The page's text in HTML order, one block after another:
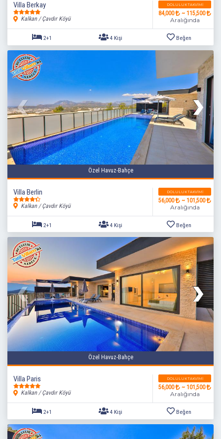
2+1 4 Kişi Beğen
Villa Berkay
Kalkan / Çavdır Köyü
DOLULUK TAKVIMI
84,000 ~ 115,500
Aralığında
4 Kişi Beğen
Özel Havuz-Bahçe
Villa Berlin
Kalkan / Çavdır Köyü
DOLULUK TAKVIMI
56,000 ~ 101,500
Aralığında
Özel Havuz-Bahçe
Villa Paris
Kalkan / Çavdır Köyü
DOLULUK TAKVIMI
56,000 ~ 101,500
Aralığında